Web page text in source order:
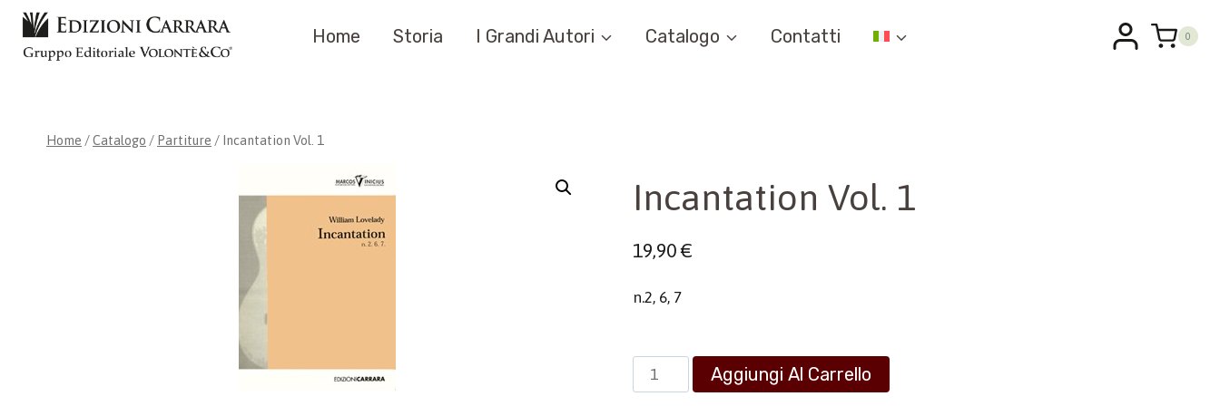
Salta
contenuto
Home Storia I Grandi Autori Catalogo Contatti 0
Home /Catalogo / Partiture / Incantation Vol. 1
Incantation Vol. 1
19,90€
n.2, 6, 7
Incantation
Vol.
Aggiungi Al Carrello